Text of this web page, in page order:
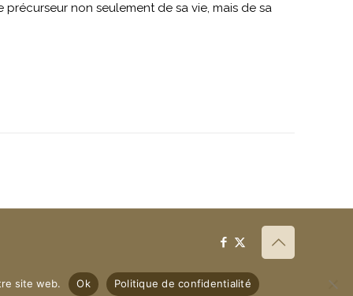
non seulement de sa vie, mais de sa
site web. Ok Politique de confidentialité